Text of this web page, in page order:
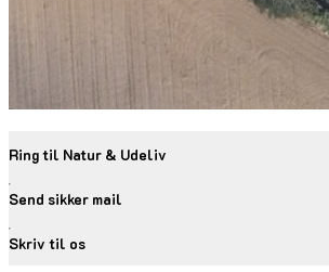
Ring til Natur & Udeliv
Send sikker mail
Skriv til os